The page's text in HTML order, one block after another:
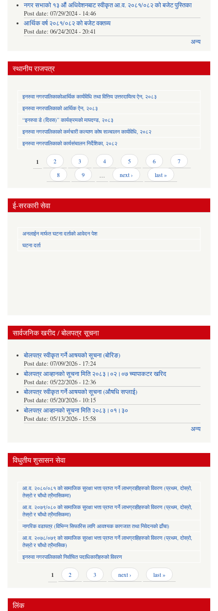
नगर सभाको १३ औं अधिवेशनबाट स्वीकृत आ.व. २०८१/०८२ को बजेट पुस्तिका
Post date: 07/29/2024 - 14:46
आर्थिक वर्ष २०८१/०८२ को बजेट वक्तव्य
Post date: 06/24/2024 - 20:41
अन्य
स्थानीय राजपत्र
इनरुवा नगरपालिकाकोआर्थिक कार्यविधि तथा वित्तिय उत्तरदायित्व ऐन, २०८३
इनरुवा नगरपालिकाको आर्थिक ऐन, २०८३
“इनरुवा डे (दिवस)” कार्यक्रमको मापदण्ड, २०८३
इनरुवा नगरपालिकाको कर्मचारी कल्याण कोष सञ्चालन कार्यविधि, २०८२
इनरुवा नगरपालिकाको कार्यसंचालन निर्देशिका, २०८२
Pages1 2 3 4 5 6
7
8
9 … next › last »
ई-सरकारी सेवा
अनलाईन मार्फत घटना दर्ताको आवेदन पेश
घटना दर्ता
सार्वजनिक खरीद / बोलपत्र सूचना
बोलपत्र स्वीकृत गर्ने आषयको सूचना (बोरिङ)
Post date: 07/09/2026 - 17:24
बोलपत्र आव्हानको सूचना मिति २०८३।०२।०७ च्यापाकटर खरिद
Post date: 05/22/2026 - 12:36
बोलपत्र स्वीकृत गर्ने आषयको सूचना (औषधि सप्लाई)
Post date: 05/20/2026 - 10:15
बोलपत्र आव्हानको सूचना मिति २०८३।०१।३०
Post date: 05/13/2026 - 15:58
अन्य
विधुतीय शुसासन सेवा
आ.व. २०८०/०८१ को सामाजिक सुरक्षा भत्ता प्राप्त गर्ने लाभग्राहीहरुको विवरण (प्रथम, दोस्रो,
तेस्रो र चौथो त्रैमासिकमा)
आ.व. २०७९/०८० को सामाजिक सुरक्षा भत्ता प्राप्त गर्ने लाभग्राहीहरुको विवरण (प्रथम, दोस्रो,
तेस्रो र चौथो त्रैमासिकमा)
नागरिक वडापत्र (विभिन्न सिफारिस लागि आवश्यक कागजात तथा निवेदनको ढाँचा)
आ.व. २०७८/०७९ को सामाजिक सुरक्षा भत्ता प्राप्त गर्ने लाभग्राहिहरुको विवरण (प्रथम, दोस्रो,
तेस्रो र चौथो त्रैमासिक)
इनरुवा नगरपालिकाको निर्वाचित पदाधिकारीहरुको विवरण
1 2 3 next › last »
लिंक